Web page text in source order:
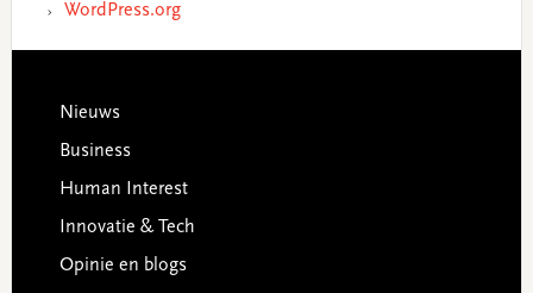
WordPress.org
Footer
Nieuws
Business
Human Interest
Innovatie & Tech
Opinie en blogs